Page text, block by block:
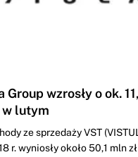
wzrosły o ok.
w lutym
ze sprzedaży VST
r. wyniosły około 50,1 mln zł